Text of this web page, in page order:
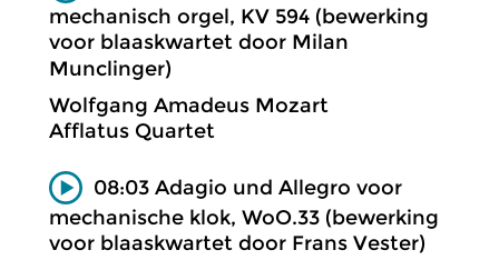
mechanisch orgel, KV 594 (bewerking
voor blaaskwartet door Milan
Munclinger)
Wolfgang Amadeus Mozart
Afflatus Quartet
08:03 Adagio und Allegro voor
mechanische klok, WoO.33 (bewerking
voor blaaskwartet door Frans Vester)